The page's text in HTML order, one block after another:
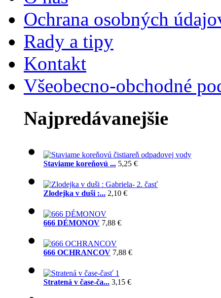
Ochrana osobných
Rady a tipy
Kontakt
Všeobecno-obchodné
Najpredávanejšie
Staviame koreňovú ... 5,25 €
Zlodejka v duši :... 2,10 €
666 DÉMONOV 7,88 €
666 OCHRANCOV 7,88 €
Stratená v čase-ča... 3,15 €